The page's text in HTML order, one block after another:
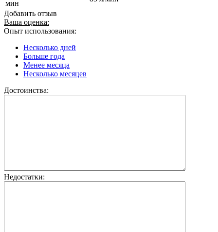
мин
Добавить отзыв
Ваша оценка:
Опыт использования:
Несколько дней
Больше года
Менее месяца
Несколько месяцев
Достоинства:
Недостатки: